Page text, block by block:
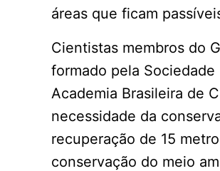
áreas que ficam
Cientistas membros do
formado pela Sociedade
Academia Brasileira de
necessidade da
recuperação de 15
conservação do meio